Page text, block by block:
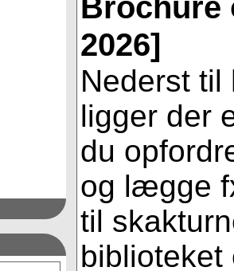
2026]
Nederst til
ligger der
du
og lægge
til
biblioteket